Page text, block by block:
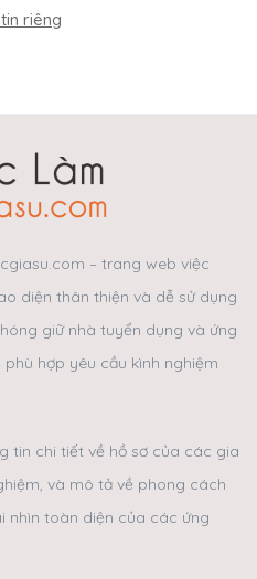
riêng
– trang web việc
diện thân thiện và dễ sử dụng
giữ nhà tuyển dụng và ứng
hợp yêu cầu kình nghiệm
tin chi tiết về hồ sơ của các gia
và mô tả về phong cách
nhìn toàn diện của các ứng